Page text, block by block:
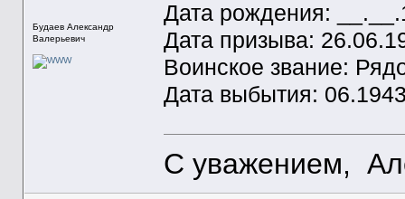
Будаев Александр
Валерьевич
Дата рождения:
Дата призыва:
Воинское звание:
Дата выбытия:
С уважением,